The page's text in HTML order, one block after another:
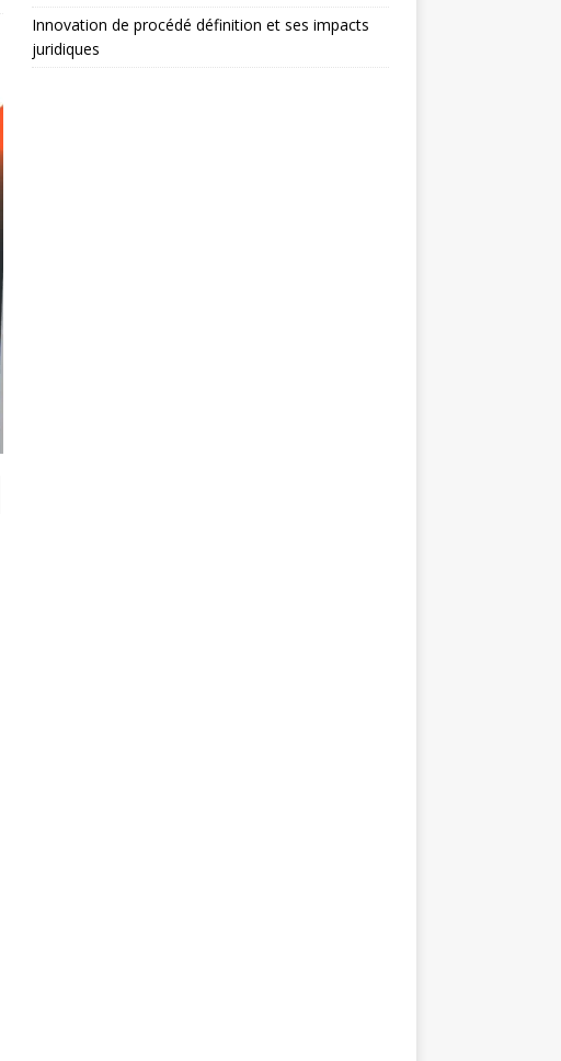
Innovation de procédé définition et ses impacts
juridiques